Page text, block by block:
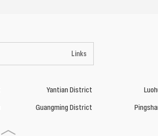
Links
Yantian District
Guangming District